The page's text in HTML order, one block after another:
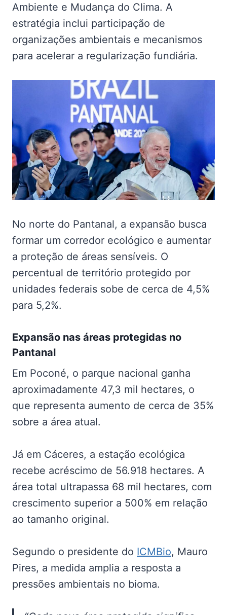
Ambiente e Mudança do Clima. A
estratégia inclui participação de
organizações ambientais e mecanismos
para acelerar a regularização fundiária.
No norte do Pantanal, a expansão busca
formar um corredor ecológico e aumentar
a proteção de áreas sensíveis. O
percentual de território protegido por
unidades federais sobe de cerca de 4,5%
para 5,2%.
Expansão nas áreas protegidas no
Pantanal
Em Poconé, o parque nacional ganha
aproximadamente 47,3 mil hectares, o
que representa aumento de cerca de 35%
sobre a área atual.
Já em Cáceres, a estação ecológica
recebe acréscimo de 56.918 hectares. A
área total ultrapassa 68 mil hectares, com
crescimento superior a 500% em relação
ao tamanho original.
Segundo o presidente do ICMBio, Mauro
Pires, a medida amplia a resposta a
pressões ambientais no bioma.